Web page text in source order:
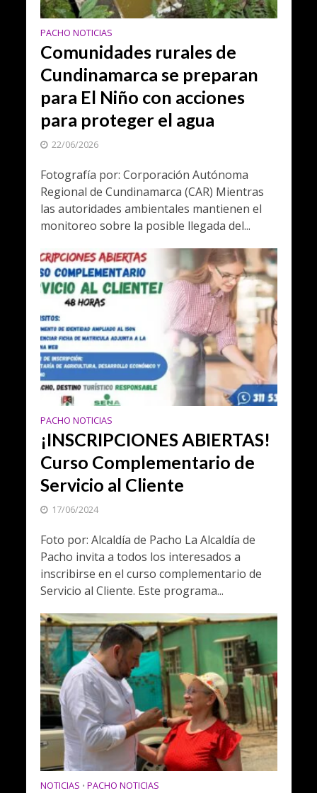
PACHO NOTICIAS
Comunidades rurales de
Cundinamarca se preparan
para El Niño con acciones
para proteger el agua
22/06/2026
Fotografía por: Corporación Autónoma
Regional de Cundinamarca (CAR) Mientras
las autoridades ambientales mantienen el
monitoreo sobre la posible llegada del...
PACHO NOTICIAS
¡INSCRIPCIONES ABIERTAS!
Curso Complementario de
Servicio al Cliente
17/06/2024
Foto por: Alcaldía de Pacho La Alcaldía de
Pacho invita a todos los interesados a
inscribirse en el curso complementario de
Servicio al Cliente. Este programa...
NOTICIAS • PACHO NOTICIAS